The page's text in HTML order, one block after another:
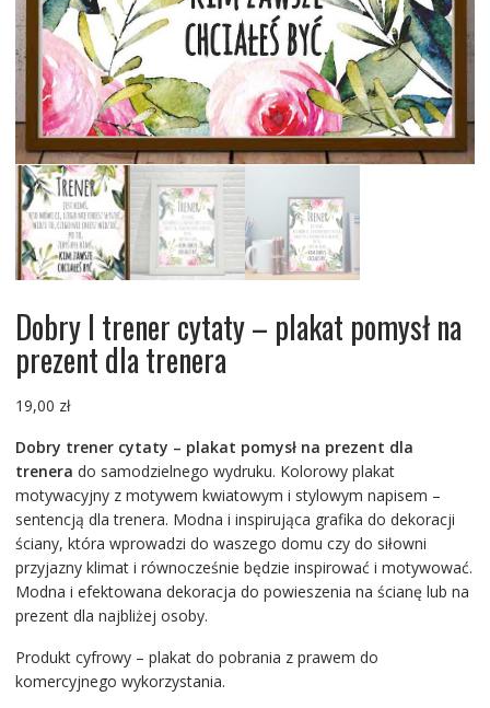
Dobry I trener cytaty – plakat pomysł na
prezent dla trenera
19,00 zł
Dobry trener cytaty – plakat pomysł na prezent dla
trenera do samodzielnego wydruku. Kolorowy plakat
motywacyjny z motywem kwiatowym i stylowym napisem –
sentencją dla trenera. Modna i inspirująca grafika do dekoracji
ściany, która wprowadzi do waszego domu czy do siłowni
przyjazny klimat i równocześnie będzie inspirować i motywować.
Modna i efektowana dekoracja do powieszenia na ścianę lub na
prezent dla najbliżej osoby.
Produkt cyfrowy – plakat do pobrania z prawem do
komercyjnego wykorzystania.